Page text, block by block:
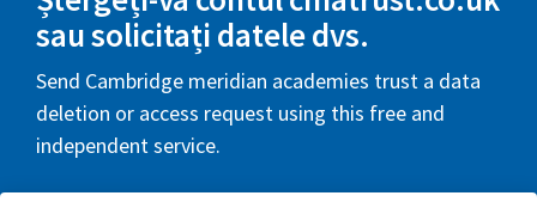
sau solicitați datele dvs.
Send Cambridge meridian academies trust a data
deletion or access request using this free and
independent service.